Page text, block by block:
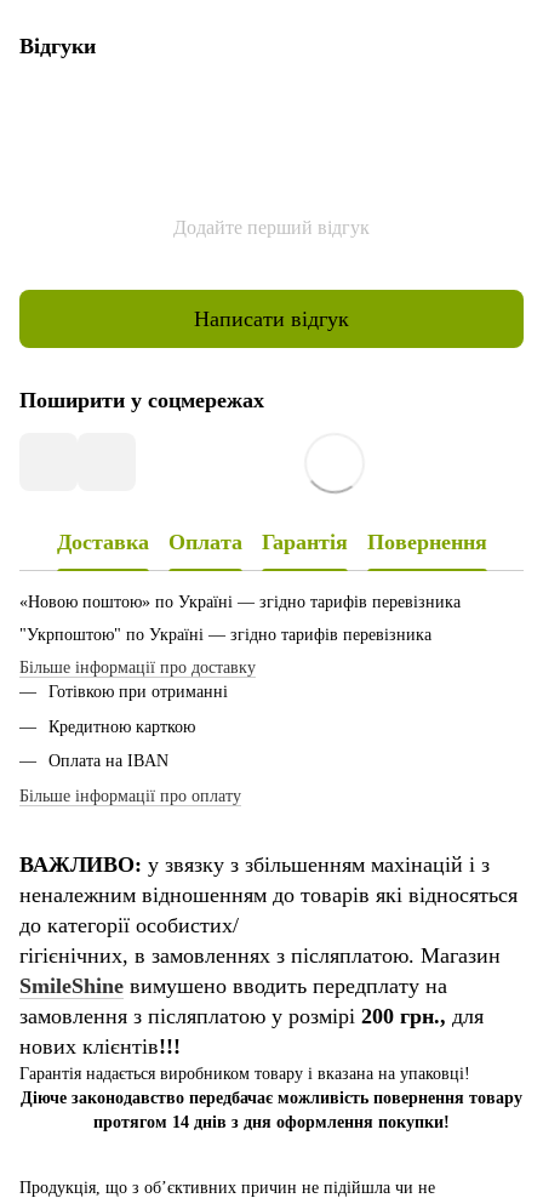
Відгуки
Додайте перший відгук
Написати відгук
Поширити у соцмережах
Доставка Оплата Гарантія Повернення
«Новою поштою» по Україні — згідно тарифів перевізника
"Укрпоштою" по Україні — згідно тарифів перевізника
Більше інформації про доставку
Готівкою при отриманні
Кредитною карткою
Оплата на IBAN
Більше інформації про оплату
ВАЖЛИВО: у звязку з збільшенням махінацій і з
неналежним відношенням до товарів які відносяться
до категорії особистих/
гігієнічних, в замовленнях з післяплатою. Магазин
SmileShine вимушено вводить передплату на
замовлення з післяплатою у розмірі 200 грн., для
нових клієнтів!!!
Гарантія надається виробником товару і вказана на упаковці!
Діюче законодавство передбачає можливість повернення товару
протягом 14 днів з дня оформлення покупки!
Продукція, що з об’єктивних причин не підійшла чи не